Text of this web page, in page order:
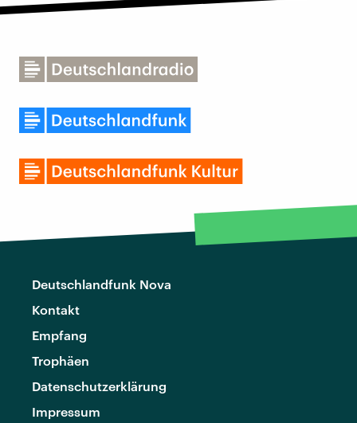
Deutschlandfunk Nova
Kontakt
Empfang
Trophäen
Datenschutzerklärung
Impressum